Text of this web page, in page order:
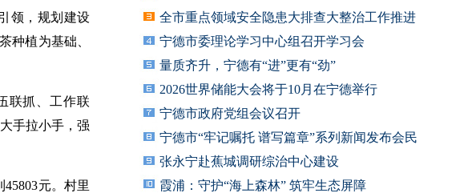
领，规划建设
种植为基础、
联抓、工作联
手拉小手，强
元。村里
全市重点领域安全隐患大排查大整治工作推进
会召
宁德市委理论学习中心组召开学习会
量质齐升，宁德有“进”更有“劲”
2026世界储能大会将于10月在宁德举行
宁德市政府党组会议召开
宁德市“牢记嘱托 谱写篇章”系列新闻发布会民
张永宁赴蕉城调研综治中心建设
霞浦：守护“海上森林” 筑牢生态屏障